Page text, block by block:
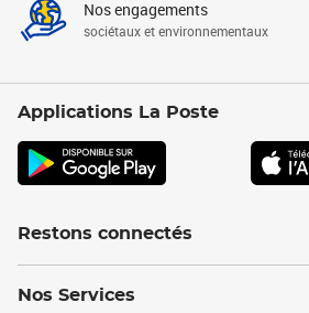
Nos engagements
sociétaux et environnementaux
Applications La Poste
Restons connectés
Nos Services